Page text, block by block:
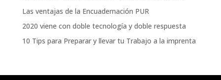
Las ventajas de la Encuadernación PUR
2020 viene con doble tecnología y doble respuesta
10 Tips para Preparar y llevar tu Trabajo a la imprenta